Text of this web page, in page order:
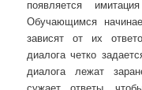
появляется
Обучающимся
зависят от их
диалога четко
диалога лежат